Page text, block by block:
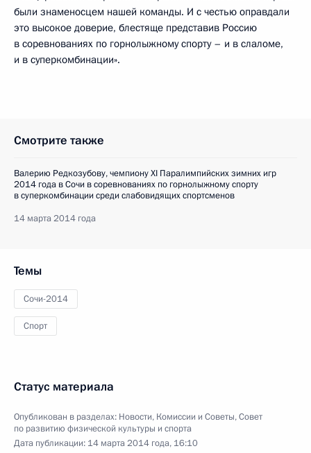
были знаменосцем нашей команды. И с честью оправдали
это высокое доверие, блестяще представив Россию
в соревнованиях по горнолыжному спорту – и в слаломе,
и в суперкомбинации».
Смотрите также
Валерию Редкозубову, чемпиону XI Паралимпийских зимних игр
2014 года в Сочи в соревнованиях по горнолыжному спорту
в суперкомбинации среди слабовидящих спортсменов
14 марта 2014 года
Темы
Сочи-2014
Спорт
Статус материала
Опубликован в разделах: Новости, Комиссии и Советы,Совет
по развитию физической культуры и спорта
Дата публикации: 14 марта 2014 года, 16:10